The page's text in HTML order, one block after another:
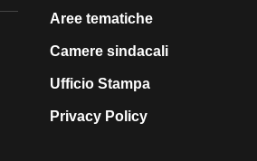
Aree tematiche
Camere sindacali
Ufficio Stampa
Privacy Policy